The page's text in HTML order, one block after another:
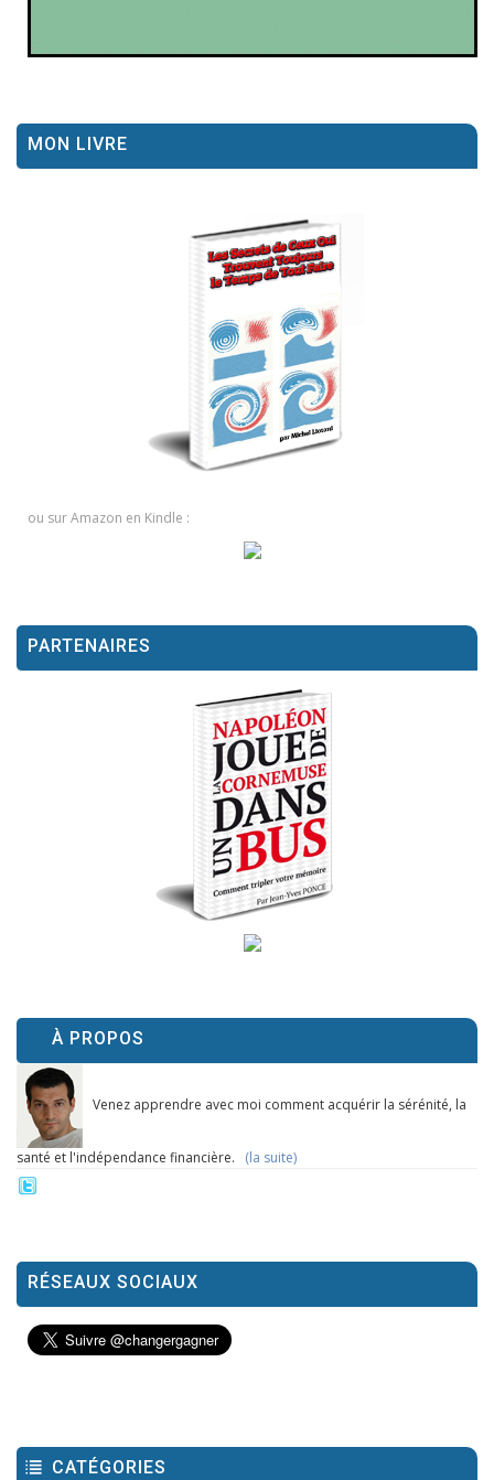
MON LIVRE
ou sur Amazon en Kindle :
PARTENAIRES
À PROPOS
Venez apprendre avec moi comment acquérir la sérénité, la
santé et l'indépendance financière. (la suite)
RÉSEAUX SOCIAUX
CATÉGORIES